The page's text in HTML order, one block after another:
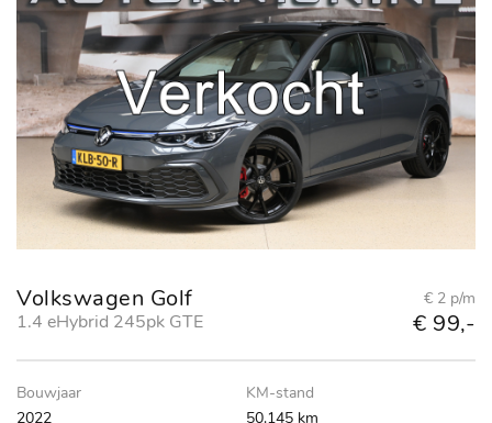
Volkswagen Golf
1.4 eHybrid 245pk GTE
€ 2 p/m
€ 99,-
Bouwjaar
2022
KM-stand
50.145 km